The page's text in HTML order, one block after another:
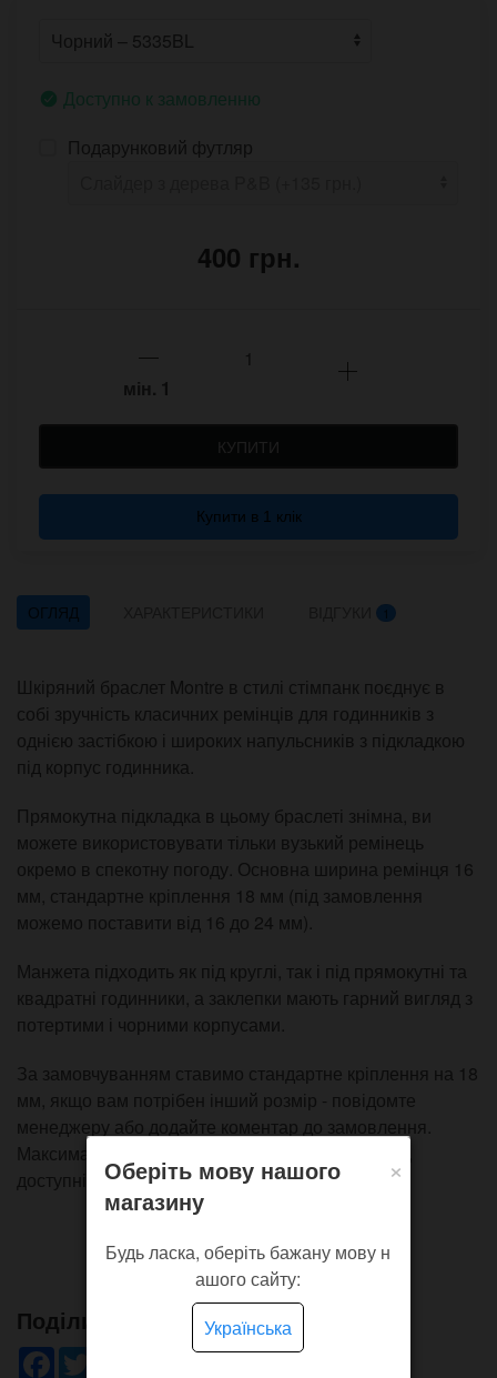
Доступно к замовленню
Подарунковий футляр
400 грн.
мін. 1
КУПИТИ
Купити в 1 клік
ОГЛЯД 1
Шкіряний браслет Montre в стилі стімпанк поєднує в
собі зручність класичних ремінців для годинників з
однією застібкою і широких напульсників з підкладкою
під корпус годинника.
Прямокутна підкладка в цьому браслеті знімна, ви
можете використовувати тільки вузький ремінець
окремо в спекотну погоду. Основна ширина ремінця 16
мм, стандартне кріплення 18 мм (під замовлення
можемо поставити від 16 до 24 мм).
Манжета підходить як під круглі, так і під прямокутні та
квадратні годинники, а заклепки мають гарний вигляд з
потертими і чорними корпусами.
За замовчуванням ставимо стандартне кріплення на 18
мм, якщо вам потрібен інший розмір - повідомте
менеджеру або додайте коментар до замовлення.
Максимальна відстань між кріпленнями - 50 мм,
доступні кріплення від 16 до 24 мм.
Поділись!
Facebook WhatsApp
ViberPinterestTelegram
×
Оберіть мову нашого
магазину
Будь ласка, оберіть бажану мову н
ашого сайту:
Українська